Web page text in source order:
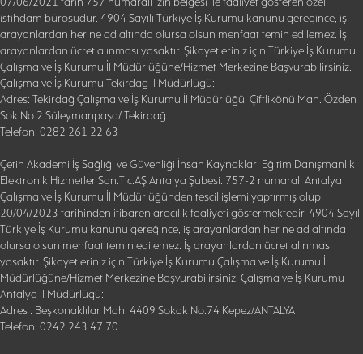
istihdam bürosudur. 4904 Sayılı Türkiye İş Kurumu kanunu gereğince, iş
arayanlardan her ne ad altında olursa olsun menfaat temin edilemez. İş
arayanlardan ücret alınması yasaktır. Şikayetleriniz için Türkiye İş Kurumu
Çalışma ve İş Kurumu İl Müdürlüğüne/Hizmet Merkezine Başvurabilirsiniz.
Çalışma ve İş Kurumu Tekirdağ İl Müdürlüğü:
Adres: Tekirdağ Çalışma ve İş Kurumu İl Müdürlüğü, Çiftlikönü Mah. Özden
Sok.No:2 Süleymanpaşa/ Tekirdağ
Telefon: 0282 261 22 63
Çetin Akademi İş Sağlığı ve Güvenliği İnsan Kaynakları Eğitim Danışmanlık
Elektronik Hizmetler San.Tic.AŞ Antalya Şubesi: 757-2 numaralı Antalya
Çalışma ve İş Kurumu İl Müdürlüğünden tescil işlemi yaptırmış olup,
20/04/2023 tarihinden itibaren aracılık faaliyeti göstermektedir. 4904 Sayılı
Türkiye İş Kurumu kanunu gereğince, iş arayanlardan her ne ad altında
olursa olsun menfaat temin edilemez. İş arayanlardan ücret alınması
yasaktır. Şikayetleriniz için Türkiye İş Kurumu Çalışma ve İş Kurumu İl
Müdürlüğüne/Hizmet Merkezine Başvurabilirsiniz. Çalışma ve İş Kurumu
Antalya İl Müdürlüğü:
Adres : Beşkonaklılar Mah. 4409 Sokak No:74 Kepez/ANTALYA
Telefon: 0242 243 47 70